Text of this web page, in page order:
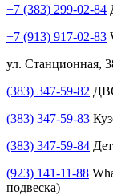
+7 (383) 299-02-84
+7 (913) 917-02-83
ул. Станционная,
(383) 347-59-82
(383) 347-59-83
(383) 347-59-84
(923) 141-11-88
подвеска)